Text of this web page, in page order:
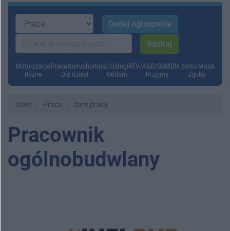
MotoryzacjaPracaNieruchomościUsługiRTV/AGD/GSMDla domuModa
Różne
Dla dzieci Oddam Przyjmę Zguby
Start Praca Dam pracę
Pracownik
ogólnobudwlany